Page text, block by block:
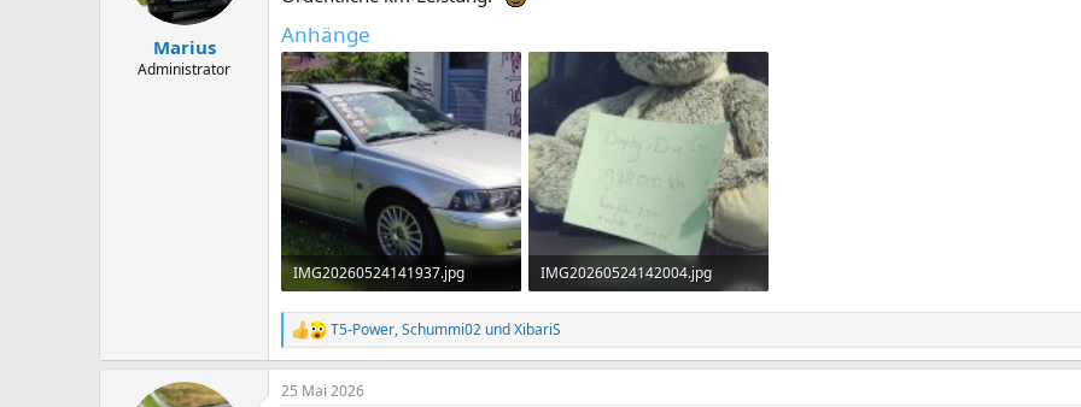
n
:
Marius
Administrator
Anhänge
IMG20260524141937.jpg
513,9 KB · Aufrufe: 18
IMG20260524142004.jpg
336,4 KB · Aufrufe: 18
R
e
a
k
T5-Power,Schummi02 undXibariS
25 Mai 2026